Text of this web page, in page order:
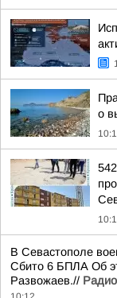
о
В Севастополе
Сбито 6 БПЛА Об
Развожаев.//